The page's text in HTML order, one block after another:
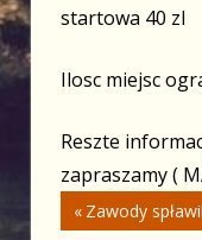
startowa 40 zl
Ilosc miejsc
Reszte
zapraszamy (
Previous
Zawody